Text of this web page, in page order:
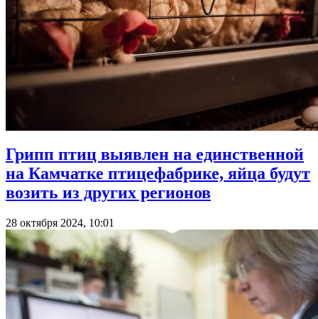
Грипп птиц выявлен на единственной
на Камчатке птицефабрике, яйца будут
возить из других регионов
28 октября 2024, 10:01